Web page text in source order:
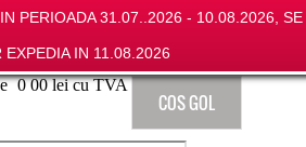
PERIOADA 31.07..2026 - 10.08.2026, SE
EXPEDIA IN 11.08.2026
0 00 lei cu TVA
COS GOL